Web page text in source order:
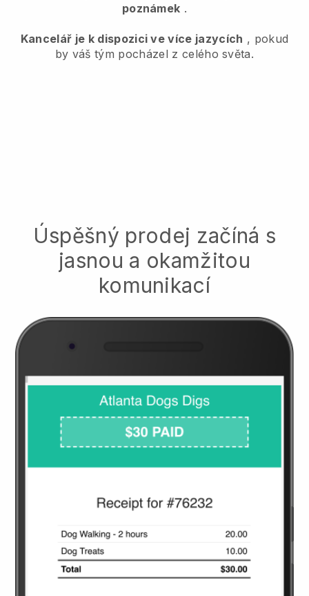
poznámek .
Kancelář je k dispozici ve více jazycích , pokud
by váš tým pocházel z celého světa.
Úspěšný prodej začíná s
jasnou a okamžitou
komunikací